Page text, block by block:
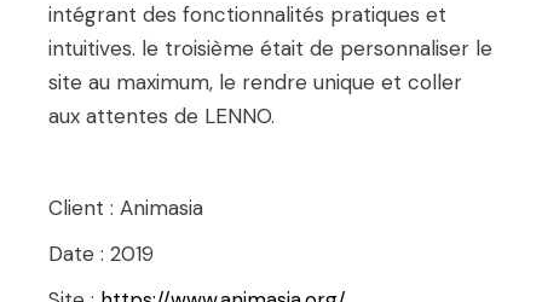
intégrant des fonctionnalités pratiques et
intuitives. le troisième était de personnaliser le
site au maximum, le rendre unique et coller
aux attentes de LENNO.
Client : Animasia
Date : 2019